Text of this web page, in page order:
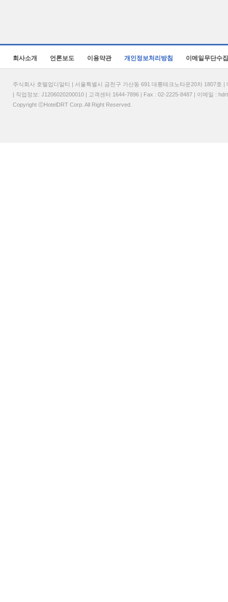
회사소개 언론보도 이용약관 개인정보처리방침 이메일무단수
주식회사 호텔업디알티 | 서울특별시 금천구 가산동 691 대륭테크노타운20차 1807
| 직업정보: J1206020200010 | 고객센터 1644-7896 | Fax : 02-2225-8487 | 이메일 :
Copyright ⓒHotelDRT Corp. All Right Reserved.